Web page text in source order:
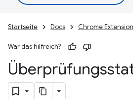
Startseite Docs Chrome
War das hilfreich?